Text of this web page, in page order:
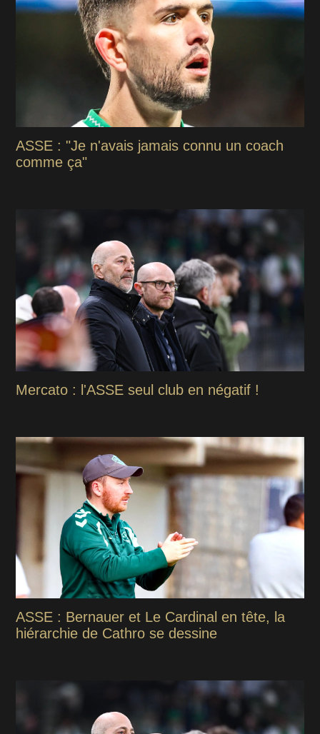
ASSE : "Je n'avais jamais connu un coach
comme ça"
Mercato : l'ASSE seul club en négatif !
ASSE : Bernauer et Le Cardinal en tête, la
hiérarchie de Cathro se dessine